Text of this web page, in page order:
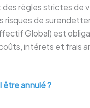
règles strictes de
risques de
Global) est
intérets et frais
annulé ?